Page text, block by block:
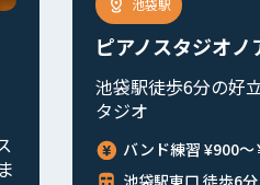
ピアノ専用ス